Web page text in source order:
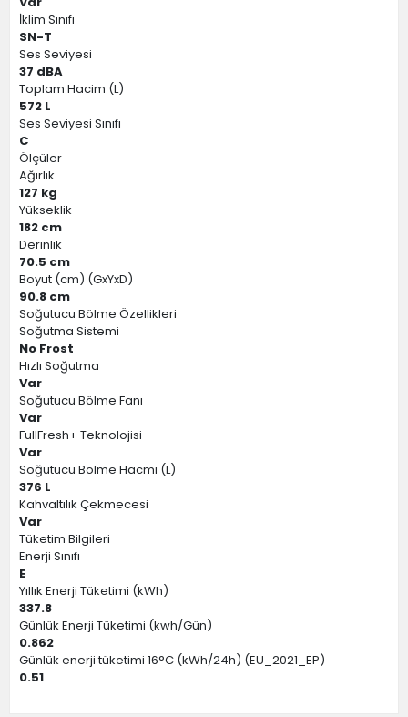
İklim Sınıfı
SN-T
Ses Seviyesi
37 dBA
Toplam Hacim (L)
572 L
Ses Seviyesi Sınıfı
C
Ölçüler
Ağırlık
127 kg
Yükseklik
182 cm
Derinlik
70.5 cm
Boyut (cm) (GxYxD)
90.8 cm
Soğutucu Bölme Özellikleri
Soğutma Sistemi
No Frost
Hızlı Soğutma
Var
Soğutucu Bölme Fanı
Var
FullFresh+ Teknolojisi
Var
Soğutucu Bölme Hacmi (L)
376 L
Kahvaltılık Çekmecesi
Var
Tüketim Bilgileri
Enerji Sınıfı
E
Yıllık Enerji Tüketimi (kWh)
337.8
Günlük Enerji Tüketimi (kwh/Gün)
0.862
Günlük enerji tüketimi 16°C (kWh/24h) (EU_2021_EP)
0.51